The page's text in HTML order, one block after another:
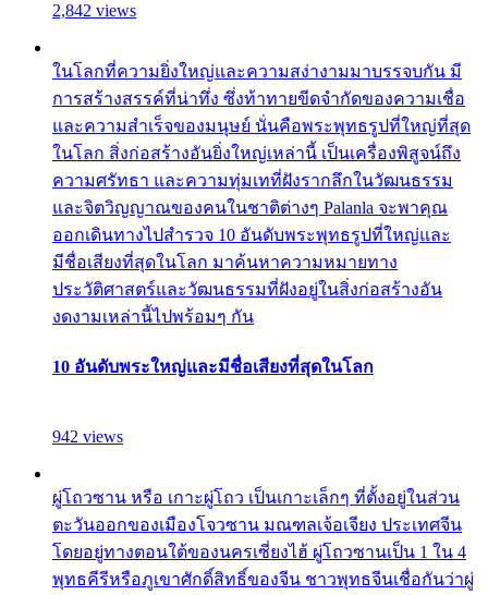
2,842 views
ในโลกที่ความยิ่งใหญ่และความสง่างามมาบรรจบกัน มี
การสร้างสรรค์ที่น่าทึ่ง ซึ่งท้าทายขีดจำกัดของความเชื่อ
และความสำเร็จของมนุษย์ นั่นคือพระพุทธรูปที่ใหญ่ที่สุด
ในโลก สิ่งก่อสร้างอันยิ่งใหญ่เหล่านี้ เป็นเครื่องพิสูจน์ถึง
ความศรัทธา และความทุ่มเทที่ฝังรากลึกในวัฒนธรรม
และจิตวิญญาณของคนในชาติต่างๆ Palanla จะพาคุณ
ออกเดินทางไปสำรวจ 10 อันดับพระพุทธรูปที่ใหญ่และ
มีชื่อเสียงที่สุดในโลก มาค้นหาความหมายทาง
ประวัติศาสตร์และวัฒนธรรมที่ฝังอยู่ในสิ่งก่อสร้างอัน
งดงามเหล่านี้ไปพร้อมๆ กัน
10 อันดับพระใหญ่และมีชื่อเสียงที่สุดในโลก
942 views
ผู่โถวซาน หรือ เกาะผู่โถว เป็นเกาะเล็กๆ ที่ตั้งอยู่ในส่วน
ตะวันออกของเมืองโจวซาน มณฑลเจ้อเจียง ประเทศจีน
โดยอยู่ทางตอนใต้ของนครเซี่ยงไฮ้ ผู่โถวซานเป็น 1 ใน 4
พุทธคีรีหรือภูเขาศักดิ์สิทธิ์ของจีน ชาวพุทธจีนเชื่อกันว่าผู่